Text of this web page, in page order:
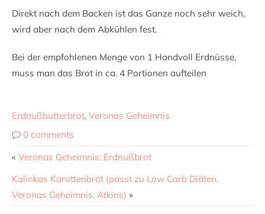
Direkt nach dem Backen ist das Ganze noch sehr weich,
wird aber nach dem Abkühlen fest.
Bei der empfohlenen Menge von 1 Handvoll Erdnüsse,
muss man das Brot in ca. 4 Portionen aufteilen
Erdnußbutterbrot, Veronas Geheimnis
0 comments
« Veronas Geheimnis: Erdnußbrot
Kalinkas Karottenbrot (passt zu Low Carb Diäten,
Veronas Geheimnis, Atkins) »